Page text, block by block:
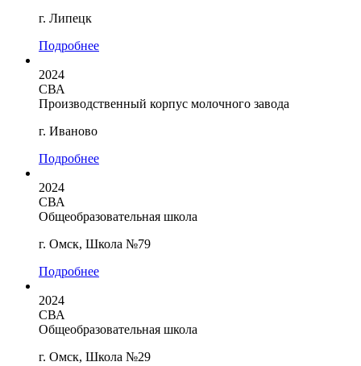
г. Липецк
Подробнее
2024
СВА
Производственный корпус молочного завода
г. Иваново
Подробнее
2024
СВА
Общеобразовательная школа
г. Омск, Школа №79
Подробнее
2024
СВА
Общеобразовательная школа
г. Омск, Школа №29